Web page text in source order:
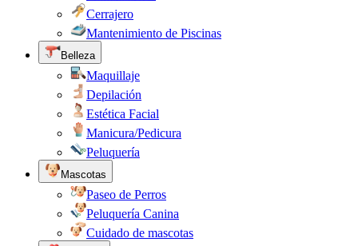
Cerrajero
Mantenimiento de Piscinas
Belleza
Maquillaje
Depilación
Estética Facial
Manicura/Pedicura
Peluquería
Mascotas
Paseo de Perros
Peluquería Canina
Cuidado de mascotas